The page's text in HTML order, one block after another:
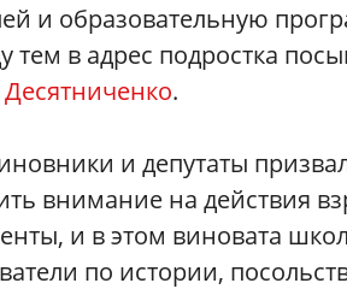
и образовательную
тем в адрес подростка
.
и депутаты
внимание на действия
и в этом виновата
по истории,